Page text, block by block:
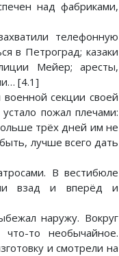
над фабриками,
телефонную
в Петроград; казаки
Мейер; аресты,
[4.1]
секции своей
пожал плечами:
трёх дней им не
лучше всего дать
В вестибюле
взад и вперёд и
наружу. Вокруг
что-то необычайное.
и смотрели на